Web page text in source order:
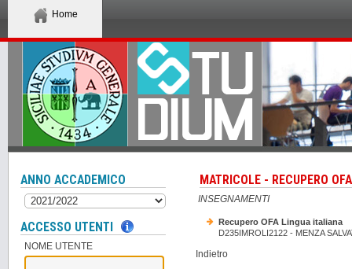
Home
MATRICOLE - RECUPERO OFA
INSEGNAMENTI
Recupero OFA Lingua italiana
D235IMROLI2122 - MENZA
Indietro
ANNO ACCADEMICO
ACCESSO UTENTI
NOME UTENTE